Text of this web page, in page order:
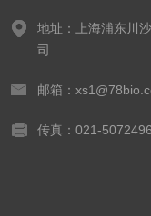
地址：上海浦东川
司
邮箱：
传真：021-